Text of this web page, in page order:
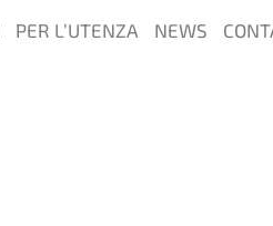
PER L’UTENZA NEWS